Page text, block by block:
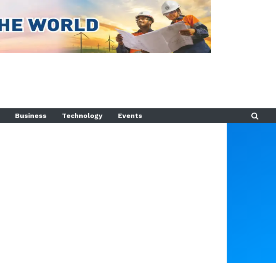
Business Technology Events